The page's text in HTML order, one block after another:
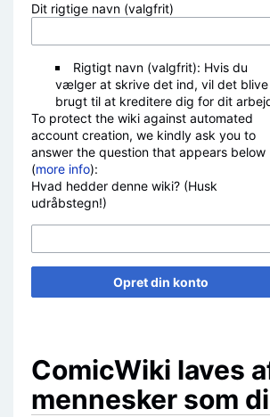
Dit rigtige navn (valgfrit)
Rigtigt navn (valgfrit): Hvis du
vælger at skrive det ind, vil det blive
brugt til at kreditere dig for dit
To protect the wiki against automated
account creation, we kindly ask you to
answer the question that appears below
(more info):
Hvad hedder denne wiki? (Husk
udråbstegn!)
Opret din konto
ComicWiki laves
mennesker som